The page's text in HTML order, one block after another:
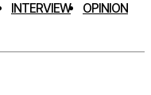
INTERVIEW
OPINION